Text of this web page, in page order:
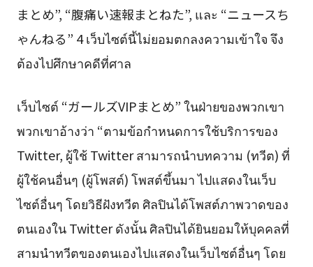
まとめ”, “腹痛い速報まとねた”, และ “ニュースち
ゃんねる” 4 เว็บไซต์นี้ไม่ยอมตกลงความเข้าใจ จึง
ต้องไปศึกษาคดีที่ศาล
เว็บไซต์ “ガールズVIPまとめ” ในฝ่ายของพวกเขา
พวกเขาอ้างว่า “ตามข้อกำหนดการใช้บริการของ
Twitter, ผู้ใช้ Twitter สามารถนำบทความ (ทวีต) ที่
ผู้ใช้คนอื่นๆ (ผู้โพสต์) โพสต์ขึ้นมา ไปแสดงในเว็บ
ไซต์อื่นๆ โดยวิธีฝังทวีต ศิลปินได้โพสต์ภาพวาดของ
ตนเองใน Twitter ดังนั้น ศิลปินได้ยินยอมให้บุคคลที่
สามนำทวีตของตนเองไปแสดงในเว็บไซต์อื่นๆ โดย